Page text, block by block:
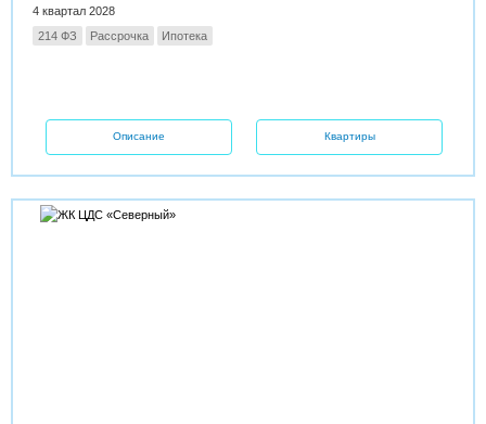
4 квартал 2028
214 ФЗ
Рассрочка Ипотека
Описание Квартиры